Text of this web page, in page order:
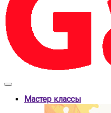
Мастер классы